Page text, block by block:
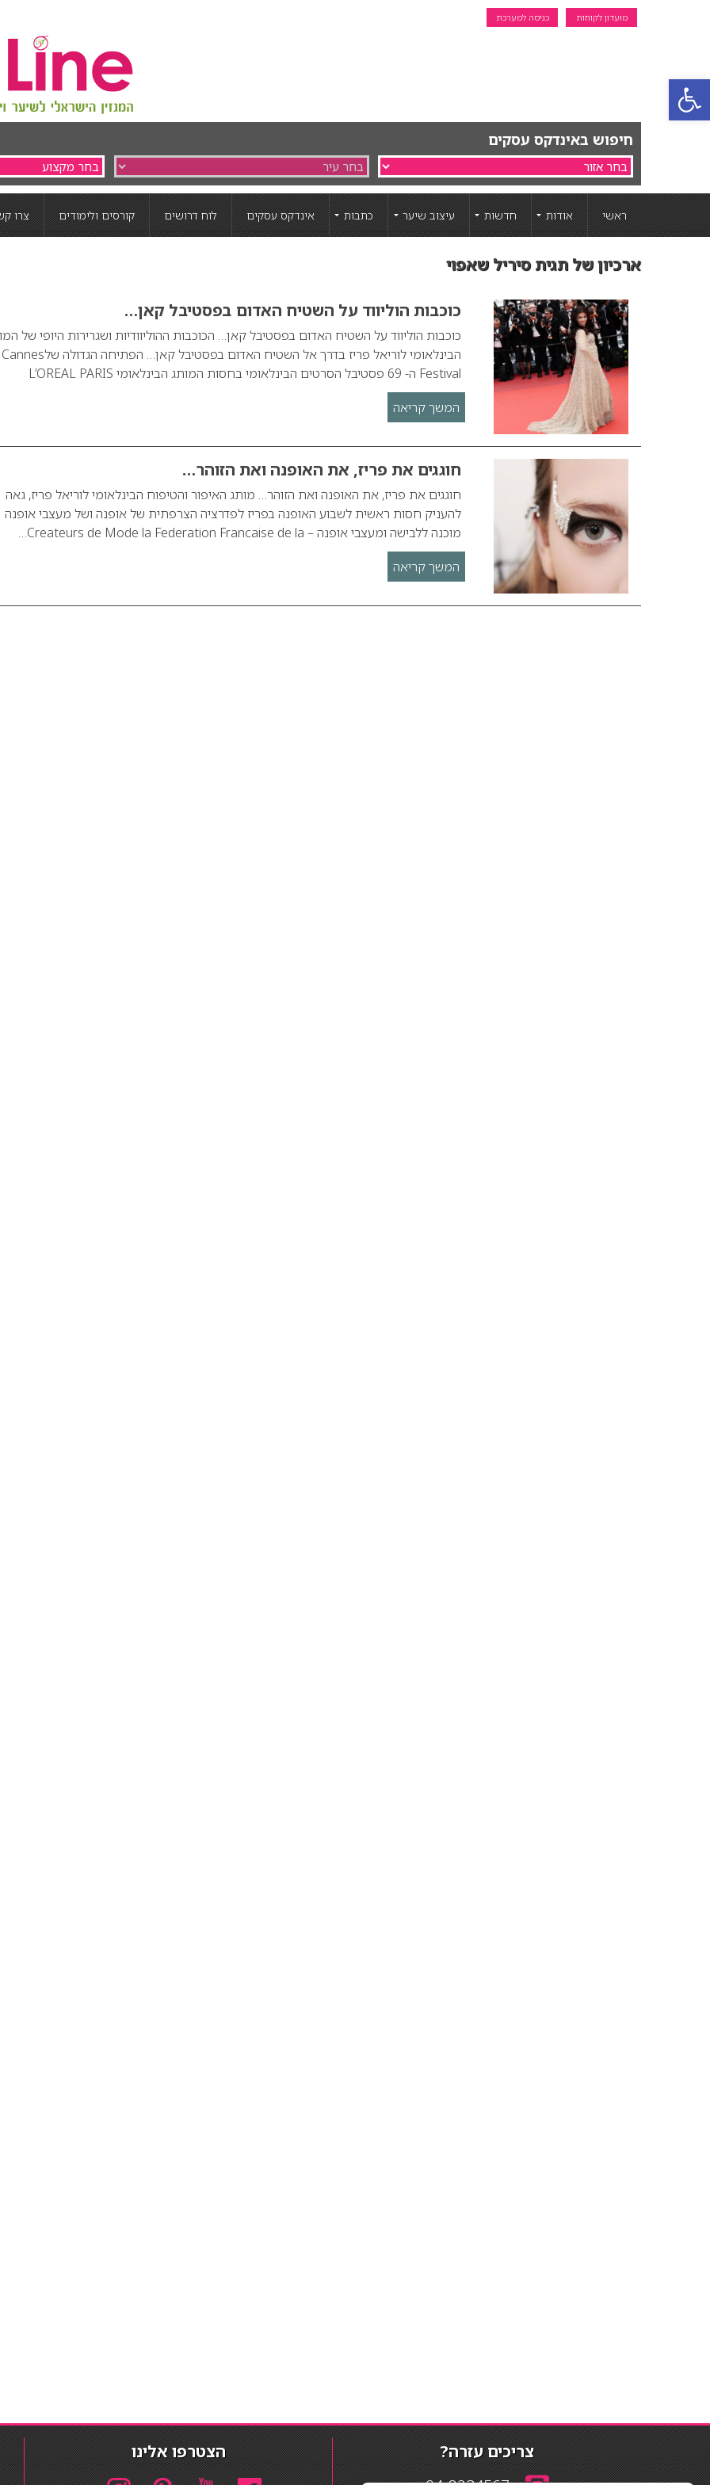
פתח סרגל נגישות
מועדון לקוחות כניסה למערכת
חיפוש באינדקס עסקים
ראשי אודות חדשות עיצוב שיער כתבות אינדקס עסקים לוח דרושים קורסים ולימודים צרו
ארכיון של תגית סיריל שאפוי
כוכבות הוליווד על השטיח האדום בפסטיבל קאן…
כוכבות הוליווד על השטיח האדום בפסטיבל קאן… הכוכבות ההוליוודיות ושגרירות היופי של
הבינלאומי לוריאל פריז בדרך אל השטיח האדום בפסטיבל קאן… הפתיחה הגדולה שלCannes
Festival ה- 69 פסטיבל הסרטים הבינלאומי בחסות המותג הבינלאומי L’OREAL PARIS
המשך קריאה
חוגגים את פריז, את האופנה ואת הזוהר…
חוגגים את פריז, את האופנה ואת הזוהר… מותג האיפור והטיפוח הבינלאומי לוריאל פריז, גאה
להעניק חסות ראשית לשבוע האופנה בפריז לפדרציה הצרפתית של אופנה ושל מעצבי אופנה
מוכנה ללבישה ומעצבי אופנה – Createurs de Mode la Federation Francaise de la…
המשך קריאה
צריכים עזרה?
הצטרפו אלינו